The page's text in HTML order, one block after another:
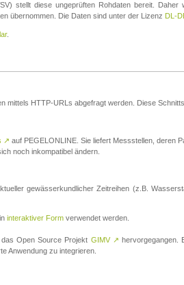
stellt diese ungeprüften Rohdaten bereit.
übernommen. Die Daten sind unter der Lizenz DL-
.
mittels HTTP-URLs abgefragt werden. Diese
↗ auf PEGELONLINE. Sie liefert Messstellen, deren
noch inkompatibel ändern.
gewässerkundlicher Zeitreihen (z.B.
interaktiver Form verwendet werden.
Open Source Projekt GIMV ↗ hervorgegangen.
Anwendung zu integrieren.